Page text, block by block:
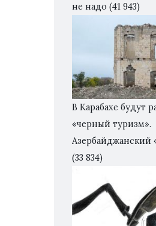
не надо (41 943)
В Карабахе будут
«черный туризм».
Азербайджанский
(33 834)